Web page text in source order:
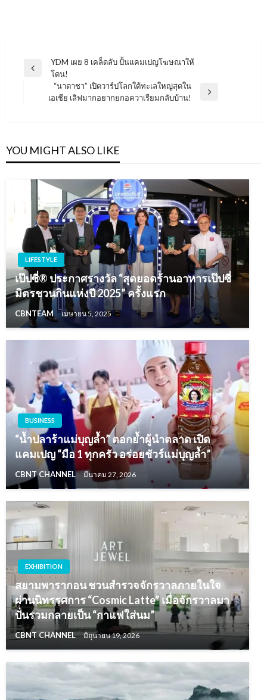
แนะแนว
Previous
YDM เผย 8 เคล็ดลับ ปั้นแคมเปญโฆษณาให้
โดน!
Next
“นาตาชา” เปิดวาร์ปโลกใต้ทะเลใหญ่สุดใน
เอเชีย เลิฟมากอยากยกอควาเรียมกลับบ้าน!
YOU MIGHT ALSO LIKE
LIFESTYLE
เป๊ปซี่® ประกาศรางวัล “สุดยอดร้านอาหารเป๊ปซี่
มิตรชวนกินแห่งปี 2025” ครั้งแรก
CBNTEAM เมษายน 5, 2025
BUSINESS
“น้ำปลาร้าแม่บุญล้ำ” ตอกย้ำผู้นำตลาด เปิด
แคมเปญ “มือ 1 ทุกครัว อร่อยชัวร์แม่บุญล้ำ”
CBNT CHANNEL มีนาคม 27, 2026
EXHIBITION
สยามพารากอน ชวนสำรวจจักรวาลภายในใจ
ผ่านนิทรรศการ “Cosmic Latte” เมื่อจักรวาลมา
ปั่นรวมกลายเป็น “กาแฟใส่นม”
CBNT CHANNEL มิถุนายน 19, 2026